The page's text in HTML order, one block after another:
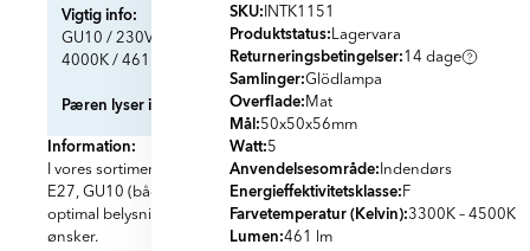
Vigtig info:
GU10 / 230V, 50 Hz / 5W
4000K / 461 lm / 25000 h / LED
Pæren lyser i 25.000 timer. Kold hvid farve.
Information:
I vores sortiment finder du et bredt udvalg af lyskilder, der opfylder
E27, GU10 (både sorte og hvide), G9, E14. Vores lyskilder findes
optimal belysning i hvert rum. Du kan vælge mellem varmt eller koldt
ønsker.
SKU: INTK1151
Produktstatus: Lagervara
Returneringsbetingelser:14 dage
Samlinger:Glödlampa
Overflade: Mat
Mål:50x50x56mm
Watt:5
Anvendelsesområde: Indendørs
Energieffektivitetsklasse: F
Farvetemperatur (Kelvin):3300K – 4500K
Lumen:461 lm